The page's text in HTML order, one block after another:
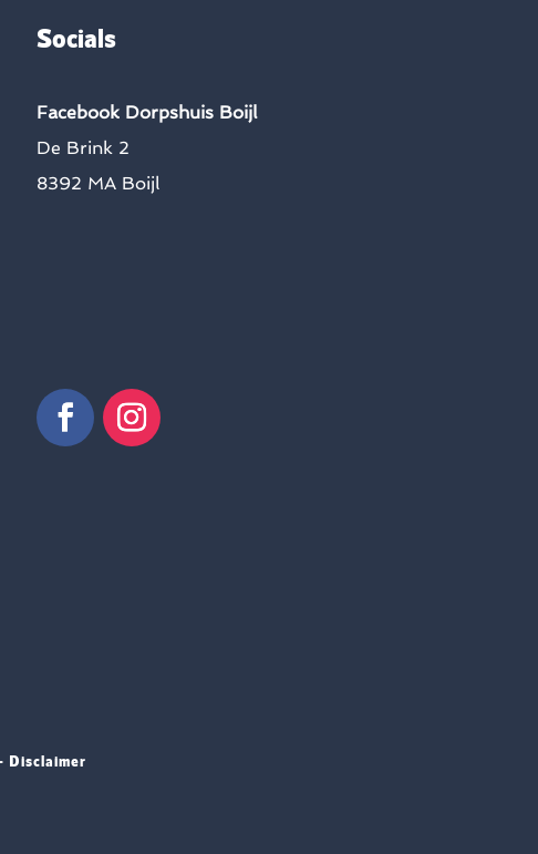
Socials
Facebook Dorpshuis Boijl
De Brink 2
8392 MA Boijl
Disclaimer